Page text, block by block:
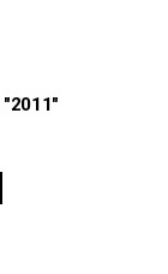
"2011"